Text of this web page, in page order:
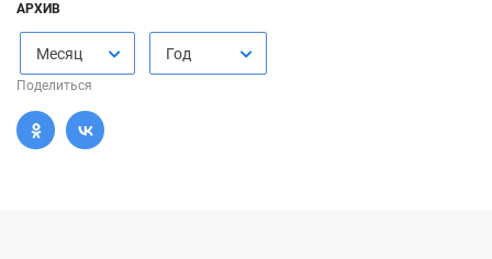
АРХИВ
Месяц Год
Поделиться